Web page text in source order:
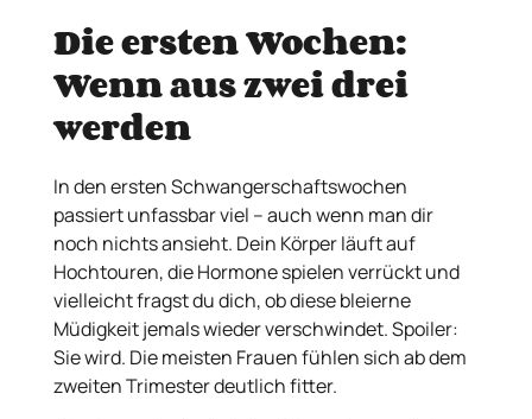
Die ersten Wochen:
Wenn aus zwei drei
werden
In den ersten Schwangerschaftswochen
passiert unfassbar viel – auch wenn man dir
noch nichts ansieht. Dein Körper läuft auf
Hochtouren, die Hormone spielen verrückt und
vielleicht fragst du dich, ob diese bleierne
Müdigkeit jemals wieder verschwindet. Spoiler:
Sie wird. Die meisten Frauen fühlen sich ab dem
zweiten Trimester deutlich fitter.